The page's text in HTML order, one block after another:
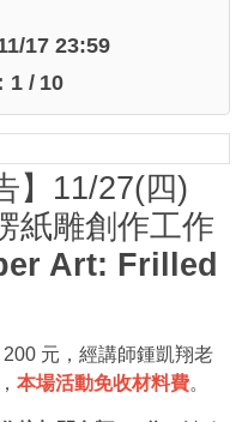
17 23:59
1 / 10
】11/27(四)
紙雕創作工作
Art: Frilled
元，經講師鍾凱翔老
本場活動免收材料費。